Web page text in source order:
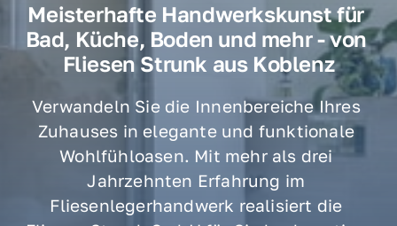
Meisterhafte Handwerkskunst für
Bad, Küche, Boden und mehr - von
Fliesen Strunk aus Koblenz
Verwandeln Sie die Innenbereiche
Ihres
Zuhauses in elegante und
funktionale
Wohlfühloasen. Mit mehr als
Jahrzehnten Erfahrung
Fliesenlegerhandwerk realisiert